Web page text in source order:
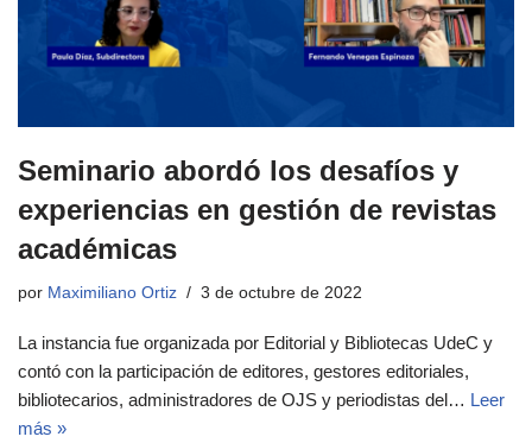
Seminario abordó los desafíos y
experiencias en gestión de revistas
académicas
por Maximiliano Ortiz 3 de octubre de 2022
La instancia fue organizada por Editorial y Bibliotecas UdeC y
contó con la participación de editores, gestores editoriales,
bibliotecarios, administradores de OJS y periodistas del… Leer
más »